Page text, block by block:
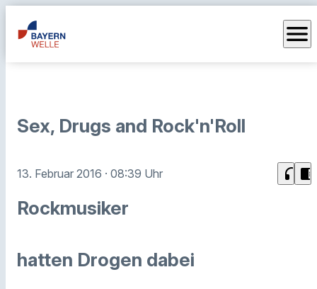
menu
Sex, Drugs and Rock'n'Roll
13. Februar 2016 · 08:39 Uhr headphones chrome_reader_mode
Rockmusiker
hatten Drogen dabei